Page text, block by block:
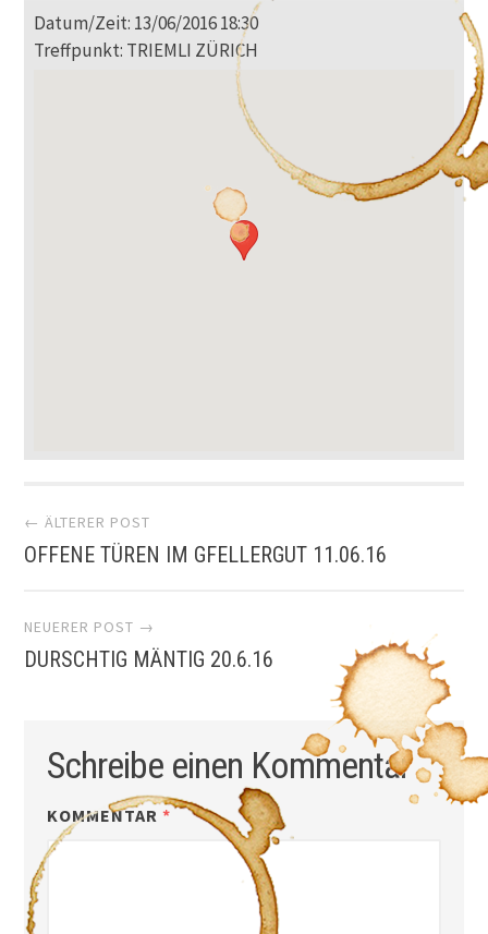
Datum/Zeit: 13/06/2016 18:30
Treffpunkt: TRIEMLI ZÜRICH
Artikel-
Navigation
← ÄLTERER POST
OFFENE TÜREN IM GFELLERGUT 11.06.16
NEUERER POST →
DURSCHTIG MÄNTIG 20.6.16
Schreibe einen Kommentar
KOMMENTAR *